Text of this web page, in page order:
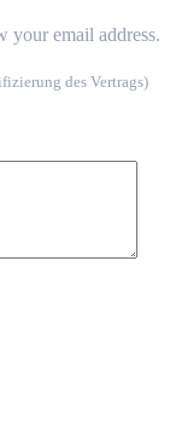
your email address.
des Vertrags)